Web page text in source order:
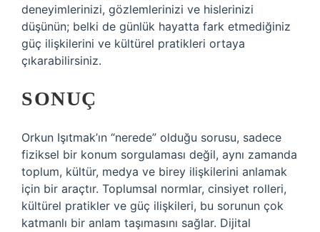
deneyimlerinizi, gözlemlerinizi ve hislerinizi
düşünün; belki de günlük hayatta fark etmediğiniz
güç ilişkilerini ve kültürel pratikleri ortaya
çıkarabilirsiniz.
SONUÇ
Orkun Işıtmak’ın “nerede” olduğu sorusu, sadece
fiziksel bir konum sorgulaması değil, aynı zamanda
toplum, kültür, medya ve birey ilişkilerini anlamak
için bir araçtır. Toplumsal normlar, cinsiyet rolleri,
kültürel pratikler ve güç ilişkileri, bu sorunun çok
katmanlı bir anlam taşımasını sağlar. Dijital